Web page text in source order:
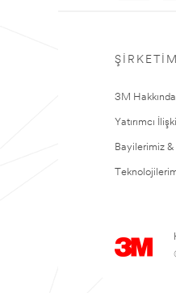
3M Hakkında
Yatırımcı
Bayilerimiz